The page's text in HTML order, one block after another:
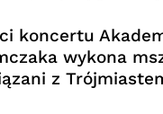
koncertu
wykona
z